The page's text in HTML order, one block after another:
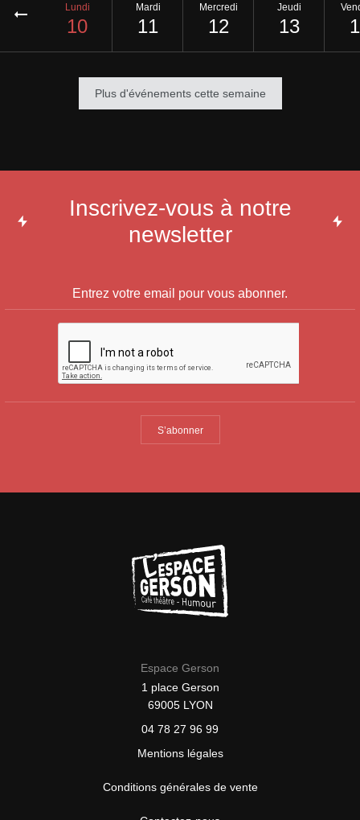
Lundi
10
Mardi
11
Mercredi
12
Jeudi
13
Plus d'événements cette semaine
Inscrivez-vous à notre
newsletter
S’abonner
Espace Gerson
1 place Gerson
69005 LYON
04 78 27 96 99
Mentions légales
Conditions générales de vente